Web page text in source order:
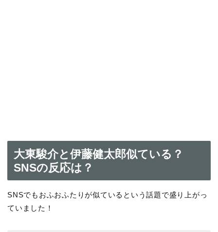
大東駿介と伊藤健太郎似ている？
SNSの反応は？
SNSでもおふおふたりが似ているという話題で盛り上がっ
ていました！